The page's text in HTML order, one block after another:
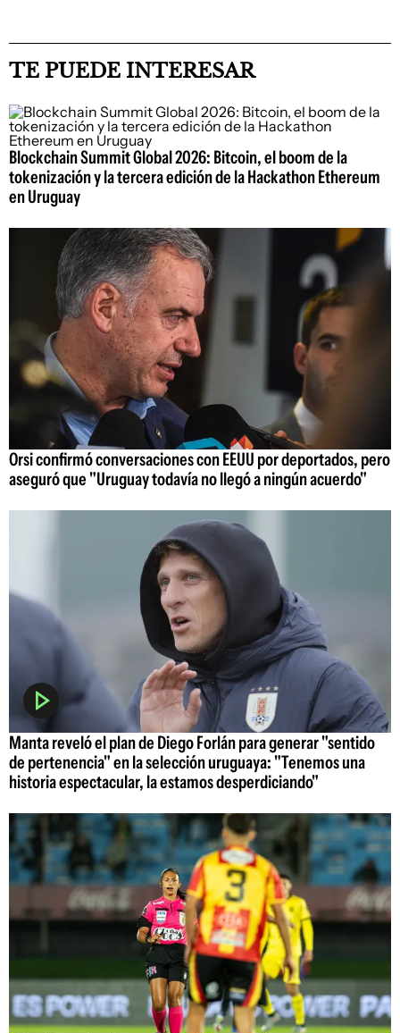
TE PUEDE INTERESAR
Blockchain Summit Global 2026: Bitcoin, el boom de la
tokenización y la tercera edición de la Hackathon Ethereum
en Uruguay
Orsi confirmó conversaciones con EEUU por deportados, pero
aseguró que "Uruguay todavía no llegó a ningún acuerdo"
Manta reveló el plan de Diego Forlán para generar "sentido
de pertenencia" en la selección uruguaya: "Tenemos una
historia espectacular, la estamos desperdiciando"